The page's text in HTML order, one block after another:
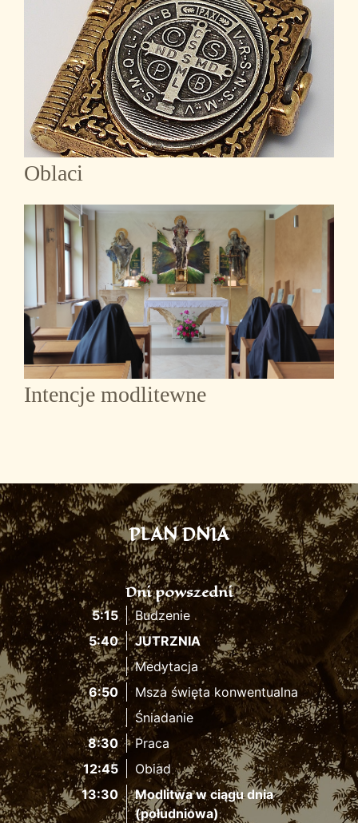
Oblaci
Intencje modlitewne
PLAN DNIA
Dni powszedni
5:15
Budzenie
5:40
JUTRZNIA
Medytacja
6:50
Msza święta konwentualna
Śniadanie
8:30
Praca
12:45
Obiad
13:30
Modlitwa w ciągu dnia
(południowa)